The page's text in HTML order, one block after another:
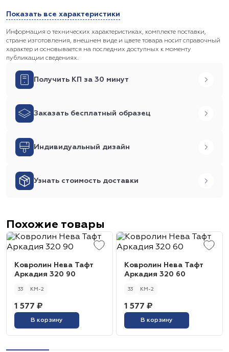
Показать все характеристики
Информация о технических характеристиках, комплекте поставки,
стране изготовления, внешнем виде и цвете товара носит справочный
характер и основывается на последних доступных к моменту
публикации сведениях.
Получить КП за 30 минут
Заказать бесплатный образец
Индивидуальный дизайн
Узнать стоимость доставки
Похожие товары
Ковролин Нева Тафт
Аркадия 320 90
33 КМ-2
1 577 ₽
В корзину
Ковролин Нева Тафт
Аркадия 320 60
33 КМ-2
1 577 ₽
В корзину